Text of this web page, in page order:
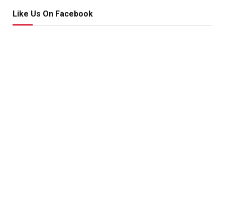
Like Us On Facebook